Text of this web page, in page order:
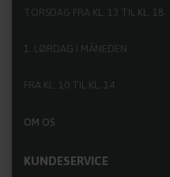
TORSDAG FRA KL. 13 TIL KL. 18
1. LØRDAG I MÅNEDEN
FRA KL. 10 TIL KL. 14
OM OS
KUNDESERVICE